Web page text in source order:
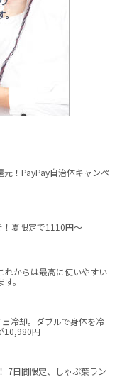
元！PayPay自治体キャンペ
！夏限定で1110円～
れからは最高に使いやすい
。
冷却。ダブルで身体を冷
10,980円
7日間限定、しゃぶ葉ラン